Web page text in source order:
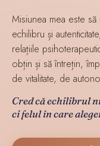
Misiunea mea este
echilibru și
relațiile
obțin și să întrețin,
de vitalitate, de
Cred că echilibrul
ci felul în care